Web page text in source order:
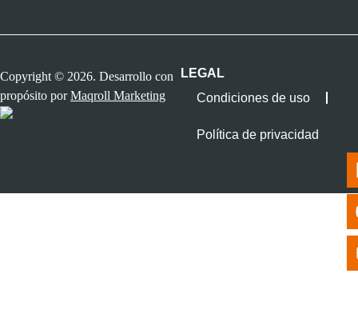
Copyright © 2026. Desarrollo con
propósito porMaqroll Marketing
LEGAL
Condiciones de uso
Política de privacidad